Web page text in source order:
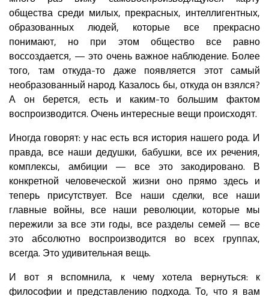
общества среди милых, прекрасных, интеллигентных,
образованных людей, которые все прекрасно
понимают, но при этом общество все равно
воссоздается, — это очень важное наблюдение. Более
того, там откуда-то даже появляется этот самый
необразованный народ. Казалось бы, откуда он взялся?
А он берется, есть и каким-то большим фактом
воспроизводится. Очень интересные вещи происходят.
Иногда говорят: у нас есть вся история нашего рода. И
правда, все наши дедушки, бабушки, все их речения,
комплексы, амбиции — все это закодировано. В
конкретной человеческой жизни оно прямо здесь и
теперь присутствует. Все наши сделки, все наши
главные войны, все наши революции, которые мы
пережили за все эти годы, все разделы семей — все
это абсолютно воспроизводится во всех группах,
всегда. Это удивительная вещь.
И вот я вспомнила, к чему хотела вернуться: к
философии и представлению подхода. То, что я вам